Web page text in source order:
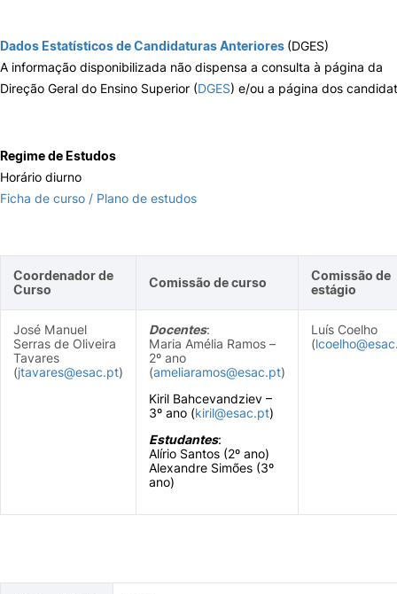
Dados Estatísticos de Candidaturas Anteriores (DGES)
A informação disponibilizada não dispensa a consulta à página da
Direção Geral do Ensino Superior (DGES) e/ou a página dos
Regime de Estudos
Horário diurno
Ficha de curso / Plano de estudos
Coordenador de
Curso
Comissão de curso
Comissão de
estágio
José Manuel
Serras de Oliveira
Tavares
(jtavares@esac.pt)
Docentes:
Maria Amélia Ramos –
2º ano
(ameliaramos@esac.pt)
Kiril Bahcevandziev –
3º ano (kiril@esac.pt)
Estudantes:
Alírio Santos (2º ano)
Alexandre Simões (3º
ano)
Luís Coelho
(